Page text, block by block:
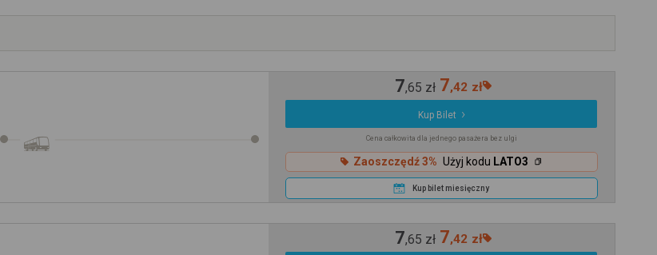
7,65 zł 7,42 zł
Kup Bilet
Cena całkowita dla jednego pasażera bez ulgi
Zaoszczędź 3% Użyj kodu LATO3
Kup bilet miesięczny
7,65 zł 7,42 zł